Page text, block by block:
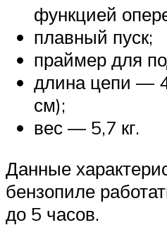
функцией
плавный пуск;
праймер для
длина цепи —
см);
вес — 5,7 кг.
Данные
бензопиле
до 5 часов.